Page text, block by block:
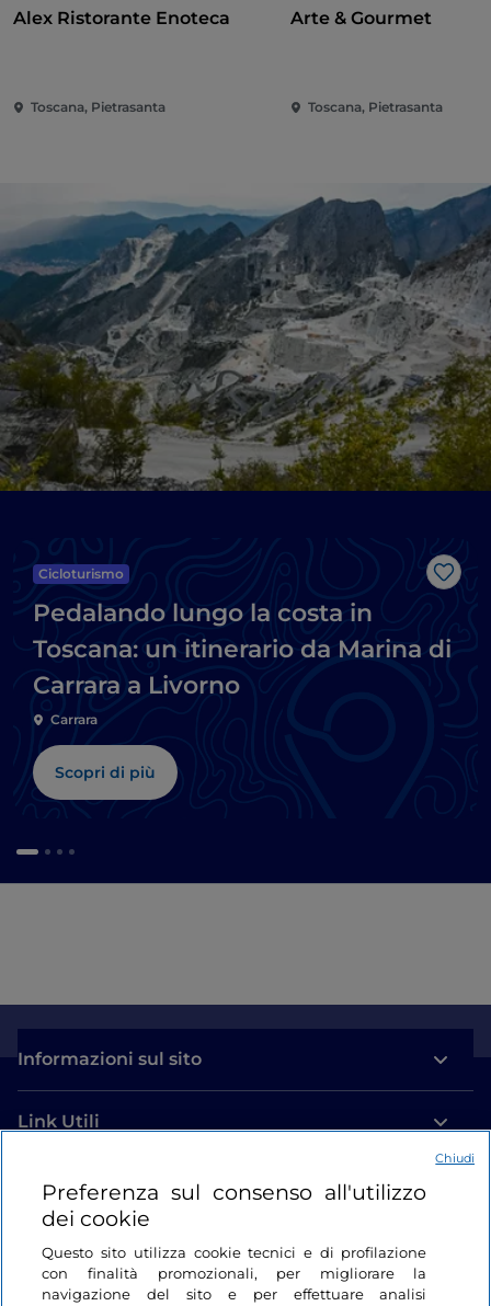
Alex Ristorante Enoteca
Toscana, Pietrasanta
Arte & Gourmet
Toscana, Pietrasanta
Like
Cicloturismo
Pedalando lungo la costa in
Toscana: un itinerario da Marina di
Carrara a Livorno
Carrara
Scopri di più
Informazioni sul sito
Link Utili
Login
Restiamo in contatto
Preferenza sul consenso all'utilizzo
dei cookie
Questo sito utilizza cookie tecnici e di profilazione
con finalità promozionali, per migliorare la
navigazione del sito e per effettuare analisi
Chiudi